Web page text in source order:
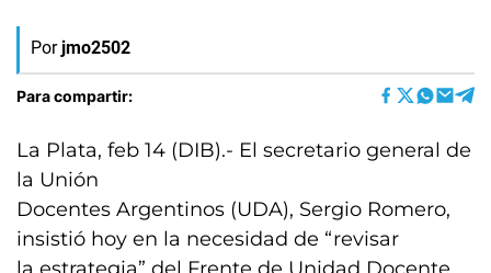
Por jmo2502
Para compartir:
La Plata, feb 14 (DIB).- El secretario general de
la Unión
Docentes Argentinos (UDA), Sergio Romero,
insistió hoy en la necesidad de “revisar